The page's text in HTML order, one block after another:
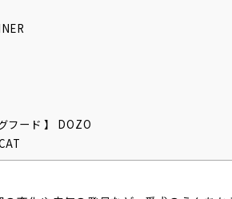
フード 】 DOZO